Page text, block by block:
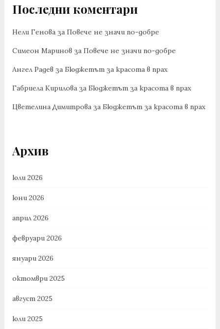
Последни коментари
Нели Геноваза Повече не значи по-добре
Симеон Маринов за Повече не значи по-добре
Ангел Радев за Бюджетът за красота в прах
Габриела Кириловаза Бюджетът за красота в прах
Цветелина Димитроваза Бюджетът за красота в прах
Архив
юли 2026
юни 2026
април 2026
февруари 2026
януари 2026
октомври 2025
август 2025
юли 2025